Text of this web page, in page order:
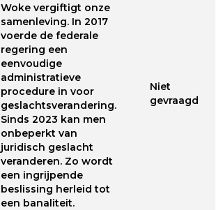
Woke vergiftigt onze
samenleving. In 2017
voerde de federale
regering een
eenvoudige
administratieve
procedure in voor
geslachtsverandering.
Sinds 2023 kan men
onbeperkt van
juridisch geslacht
veranderen. Zo wordt
een ingrijpende
beslissing herleid tot
een banaliteit.
Niet
gevraagd